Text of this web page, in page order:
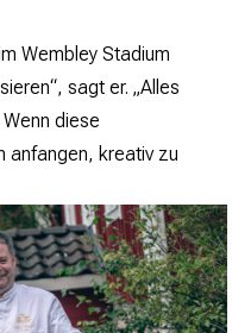
Wembley Stadium
sagt er. „Alles
diese
anfangen, kreativ zu